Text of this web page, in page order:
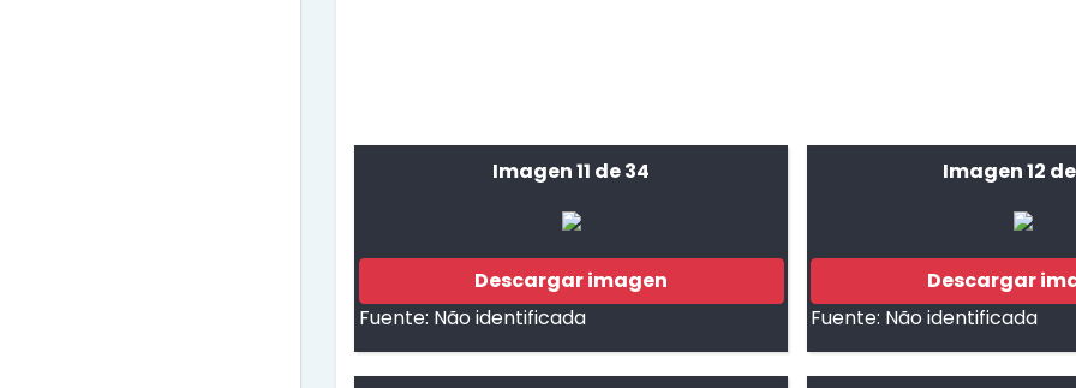
Imagen 11 de 34
Descargar imagen
Fuente: Não identificada
Imagen 12
Descargar
Fuente: Não identificada